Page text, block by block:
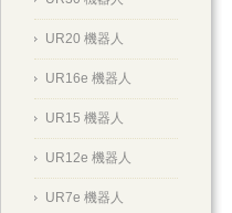
UR20 機器人
UR16e 機器人
UR15 機器人
UR12e 機器人
UR7e 機器人